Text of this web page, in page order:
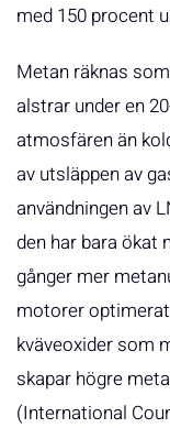
med 150 procent
Metan räknas
alstrar under en
atmosfären än
av utsläppen av
användningen av
den har bara ökat
gånger mer
motorer
kväveoxider som
skapar högre
(International